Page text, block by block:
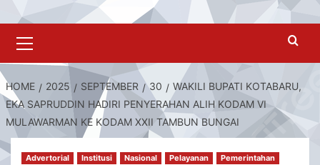
Menu
HOME 2025 SEPTEMBER 30
WAKILI BUPATI KOTABARU,
EKA SAPRUDDIN HADIRI PENYERAHAN ALIH KODAM VI
MULAWARMAN KE KODAM XXII TAMBUN BUNGAI
Advertorial Institusi Nasional Pelayanan Pemerintahan